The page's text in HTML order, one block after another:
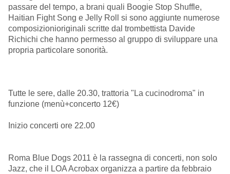
passare del tempo, a brani quali Boogie Stop Shuffle,
Haitian Fight Song e Jelly Roll si sono aggiunte numerose
composizionioriginali scritte dal trombettista Davide
Richichi che hanno permesso al gruppo di sviluppare una
propria particolare sonorità.
Tutte le sere, dalle 20.30, trattoria "La cucinodroma" in
funzione (menù+concerto 12€)
Inizio concerti ore 22.00
Roma Blue Dogs 2011 è la rassegna di concerti, non solo
Jazz, che il LOA Acrobax organizza a partire da febbraio